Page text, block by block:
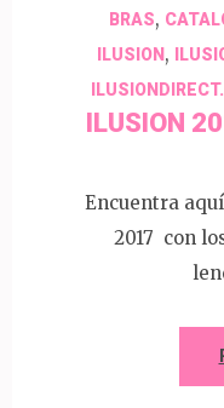
BRAS,
ILUSION ,
ILUSION
Encuentra
2017 con